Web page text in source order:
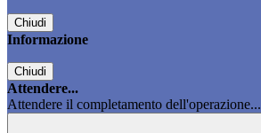
Chiudi
Informazione
Chiudi
Attendere...
Attendere il completamento dell'operazione...